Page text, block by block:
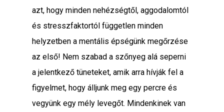
azt, hogy minden nehézségtől, aggodalomtól
és stresszfaktortól független minden
helyzetben a mentális épségünk megőrzése
az első! Nem szabad a szőnyeg alá seperni
a jelentkező tüneteket, amik arra hívják fel a
figyelmet, hogy álljunk meg egy percre és
vegyünk egy mély levegőt. Mindenkinek van